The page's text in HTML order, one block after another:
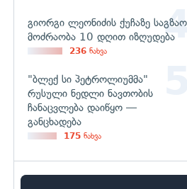
გიორგი ლეონიძის ქუჩაზე საგზაო
მოძრაობა 10 დღით იზღუდება
236 ნახვა
"ბლექ სი პეტროლიუმმა"
რუსული ნედლი ნავთობის
ჩანაცვლება დაიწყო —
განცხადება
175 ნახვა